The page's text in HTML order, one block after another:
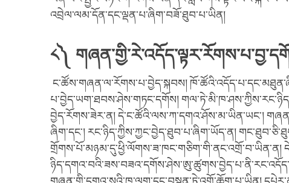
འབྲེལ་ལམ་དོན་དང་ལྡན་པ་ཞིག་བཟོ་ཐུབ་པ་ཡིན།
༨༽
ང་ཚོས་གཞན་ལ་རོགས་པ་བྱེད་སྐབས།
པ་བྱེད་ཡག་ཐབས་ཤེས་གཏང་དགོས།
བྱེད་རོགས་ཟེར་ན། དེ་ང་ཚོའི་ལས་ཀ་དགའ་ཤོས་མ་ཡིན་ཡང་།
ཞིག་དང་། རང་ཉིད་ཀྱིས་ཀྱང་བྱེད་ཐུབ་པ་ཞིག་ཡོད་ན།
གྲོགས་པོ་མཉམ་དུ་ཕྱི་ལོགས་ཟ་ཁང་གཅིག་གི་ནང་འགྲོ་བ་ཡིན་ན།